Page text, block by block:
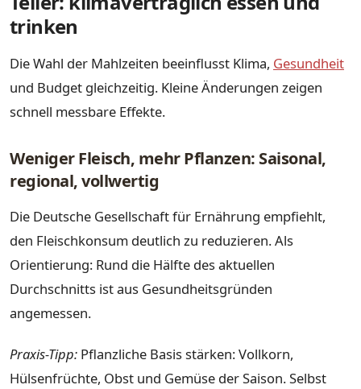
trinken
Die Wahl der Mahlzeiten beeinflusst Klima, Gesundheit
und Budget gleichzeitig. Kleine Änderungen zeigen
schnell messbare Effekte.
Weniger Fleisch, mehr Pflanzen: Saisonal,
regional, vollwertig
Die Deutsche Gesellschaft für Ernährung empfiehlt,
den Fleischkonsum deutlich zu reduzieren. Als
Orientierung: Rund die Hälfte des aktuellen
Durchschnitts ist aus Gesundheitsgründen
angemessen.
Praxis-Tipp: Pflanzliche Basis stärken: Vollkorn,
Hülsenfrüchte, Obst und Gemüse der Saison. Selbst